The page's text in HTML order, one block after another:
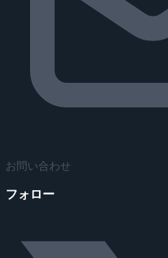
お問い合わせ
フォロー